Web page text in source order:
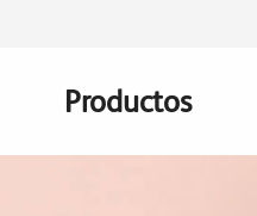
Main
Productos